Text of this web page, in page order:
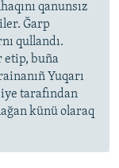
qanunsız
Ğarp
qullandı.
etip, buña
Yuqarı
tarafından
künü olaraq